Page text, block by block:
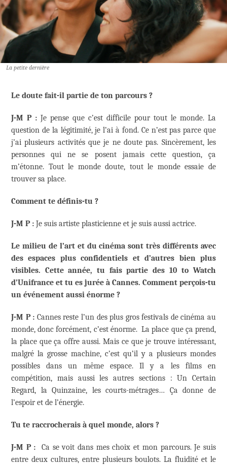
La petite dernière
Le doute fait-il partie de ton parcours ?
J-M P : Je pense que c’est difficile pour tout le monde. La
question de la légitimité, je l’ai à fond. Ce n’est pas parce que
j’ai plusieurs activités que je ne doute pas. Sincèrement, les
personnes qui ne se posent jamais cette question, ça
m’étonne. Tout le monde doute, tout le monde essaie de
trouver sa place.
Comment te définis-tu ?
J-M P : Je suis artiste plasticienne et je suis aussi actrice.
Le milieu de l’art et du cinéma sont très différents avec
des espaces plus confidentiels et d’autres bien plus
visibles. Cette année, tu fais partie des 10 to Watch
d’Unifrance et tu es jurée à Cannes. Comment perçois-tu
un événement aussi énorme ?
J-M P : Cannes reste l’un des plus gros festivals de cinéma au
monde, donc forcément, c’est énorme. La place que ça prend,
la place que ça offre aussi. Mais ce que je trouve intéressant,
malgré la grosse machine, c’est qu’il y a plusieurs mondes
possibles dans un même espace. Il y a les films en
compétition, mais aussi les autres sections : Un Certain
Regard, la Quinzaine, les courts-métrages… Ça donne de
l’espoir et de l’énergie.
Tu te raccrocherais à quel monde, alors ?
J-M P :
Ca se voit dans mes choix et mon parcours. Je suis
entre deux cultures, entre plusieurs boulots. La fluidité et le